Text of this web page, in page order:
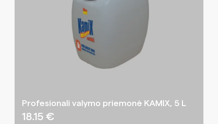
Profesionali valymo priemonė KAMIX, 5 L
18.15 €